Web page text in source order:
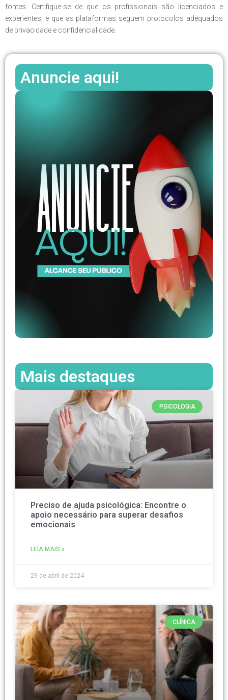
fontes. Certifique-se de que os profissionais são licenciados e
experientes, e que as plataformas seguem protocolos adequados
de privacidade e confidencialidade.
Anuncie aqui!
Mais destaques
PSICOLOGIA
Preciso de ajuda psicológica: Encontre o
apoio necessário para superar desafios
emocionais
LEIA MAIS »
29 de abril de 2024
CLÍNICA